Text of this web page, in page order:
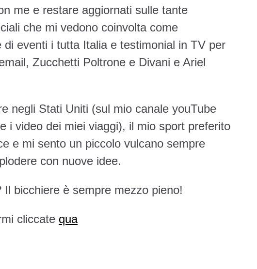
me e restare aggiornati sulle tante
che mi vedono coinvolta come
di eventi i tutta Italia e testimonial in TV per
Zucchetti Poltrone e Divani e Ariel
negli Stati Uniti (sul mio canale youTube
i video dei miei viaggi), il mio sport preferito
e mi sento un piccolo vulcano sempre
con nuove idee.
Il bicchiere è sempre mezzo pieno!
cliccate qua